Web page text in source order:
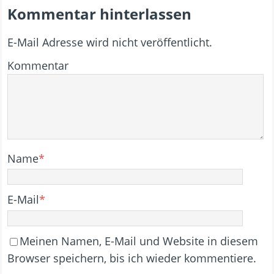
Kommentar hinterlassen
E-Mail Adresse wird nicht veröffentlicht.
Kommentar
Name*
E-Mail*
Meinen Namen, E-Mail und Website in diesem
Browser speichern, bis ich wieder kommentiere.